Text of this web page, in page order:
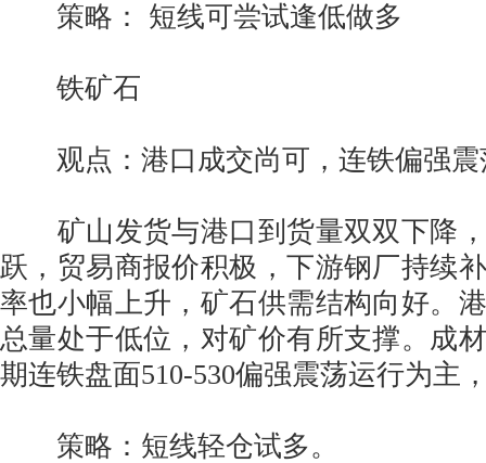
策略： 短线可尝试逢低做多
铁矿石
观点：港口成交尚可，连铁偏强震
矿山发货与港口到货量双双下降，
跃，贸易商报价积极，下游钢厂持续
率也小幅上升，矿石供需结构向好。
总量处于低位，对矿价有所支撑。成
期连铁盘面510-530偏强震荡运行为主
策略：短线轻仓试多。